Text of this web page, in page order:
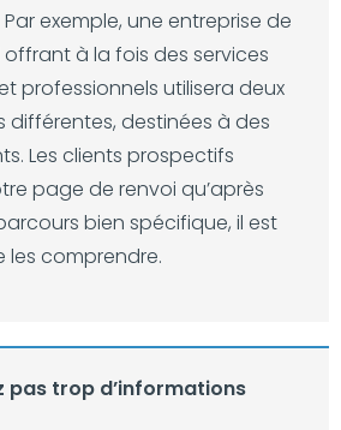
exemple, une entreprise de
à la fois des services
professionnels utilisera deux
différentes, destinées à des
Les clients prospectifs
page de renvoi qu’après
bien spécifique, il est
comprendre.
pas trop d’informations